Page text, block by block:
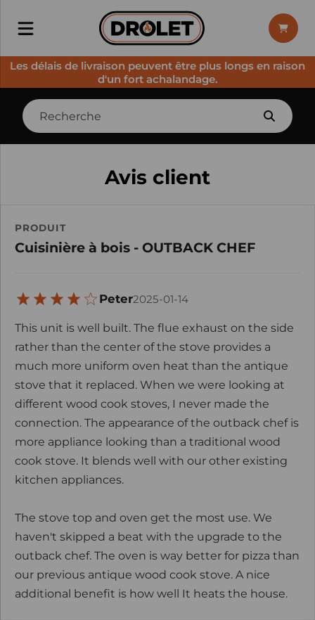
Les délais de livraison peuvent être plus longs en raison
d'un fort achalandage.
Avis client
PRODUIT
Cuisinière à bois - OUTBACK CHEF
Peter2025-01-14
This unit is well built. The flue exhaust on the side
rather than the center of the stove provides a
much more uniform oven heat than the antique
stove that it replaced. When we were looking at
different wood cook stoves, I never made the
connection. The appearance of the outback chef is
more appliance looking than a traditional wood
cook stove. It blends well with our other existing
kitchen appliances.
The stove top and oven get the most use. We
haven't skipped a beat with the upgrade to the
outback chef. The oven is way better for pizza than
our previous antique wood cook stove. A nice